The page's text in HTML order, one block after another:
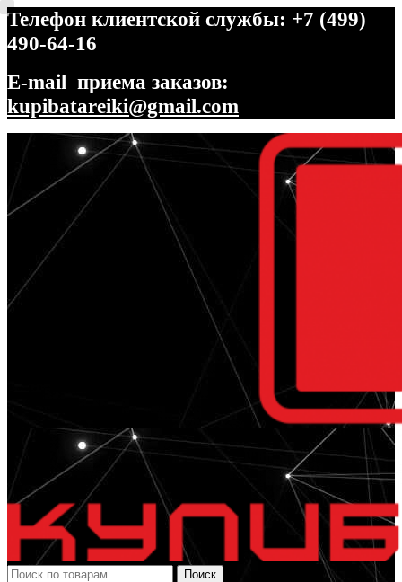
Телефон клиентской службы: +7 (499)
490-64-16
E-mail приема заказов:
kupibatareiki@gmail.com
Перейти
навигации
Перейти
содержимому
Искать:
Поиск